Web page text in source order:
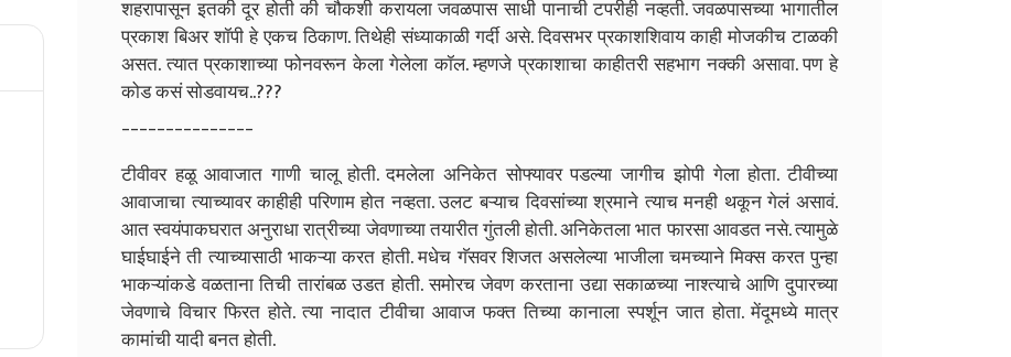
शहरापासून इतकी दूर होती की चौकशी करायला जवळपास साधी पानाची टपरीही नव्हती. जवळपासच्या भागातील
प्रकाश बिअर शॉपी हे एकच ठिकाण. तिथेही संध्याकाळी गर्दी असे. दिवसभर प्रकाशशिवाय काही मोजकीच टाळकी
असत. त्यात प्रकाशाच्या फोनवरून केला गेलेला कॉल. म्हणजे प्रकाशाचा काहीतरी सहभाग नक्की असावा. पण हे
कोड कसं सोडवायच..???
टीवीवर हळू आवाजात गाणी चालू होती. दमलेला अनिकेत सोफ्यावर पडल्या जागीच झोपी गेला होता. टीवीच्या
आवाजाचा त्याच्यावर काहीही परिणाम होत नव्हता. उलट बऱ्याच दिवसांच्या श्रमाने त्याच मनही थकून गेलं असावं.
आत स्वयंपाकघरात अनुराधा रात्रीच्या जेवणाच्या तयारीत गुंतली होती. अनिकेतला भात फारसा आवडत नसे. त्यामुळे
घाईघाईने ती त्याच्यासाठी भाकऱ्या करत होती. मधेच गॅसवर शिजत असलेल्या भाजीला चमच्याने मिक्स करत पुन्हा
भाकऱ्यांकडे वळताना तिची तारांबळ उडत होती. समोरच जेवण करताना उद्या सकाळच्या नाश्त्याचे आणि दुपारच्या
जेवणाचे विचार फिरत होते. त्या नादात टीवीचा आवाज फक्त तिच्या कानाला स्पर्शून जात होता. मेंदूमध्ये मात्र
कामांची यादी बनत होती.